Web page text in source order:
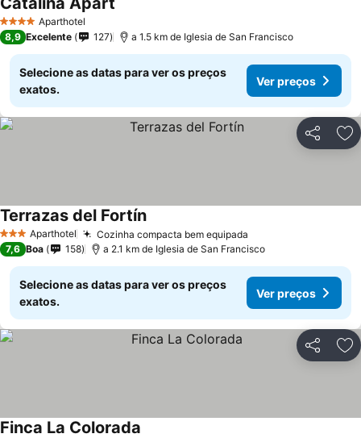
4 EstrelasAparthotel
8,9 Excelente 127 a 1.5 km de Iglesia de San Francisco
Selecione as datas para ver os preços
exatos.
Ver preços
Partilhar
3 EstrelasAparthotel Cozinha compacta bem equipada
Terrazas del Fortín
7,6 Boa 158 a 2.1 km de Iglesia de San Francisco
Selecione as datas para ver os preços
exatos.
Ver preços
Partilhar
Finca La Colorada